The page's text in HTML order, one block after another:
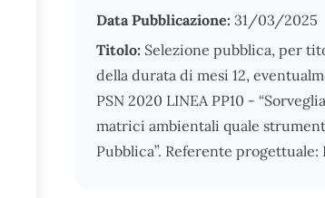
Data Pubblicazione: 31/03/2025
Titolo: Selezione pubblica, per
della durata di mesi 12,
PSN 2020 LINEA PP10 -
matrici ambientali quale
Pubblica”. Referente